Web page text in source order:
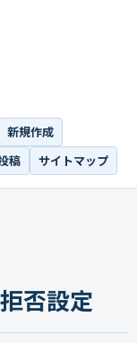
新規作成
稿 サイトマップ
否設定